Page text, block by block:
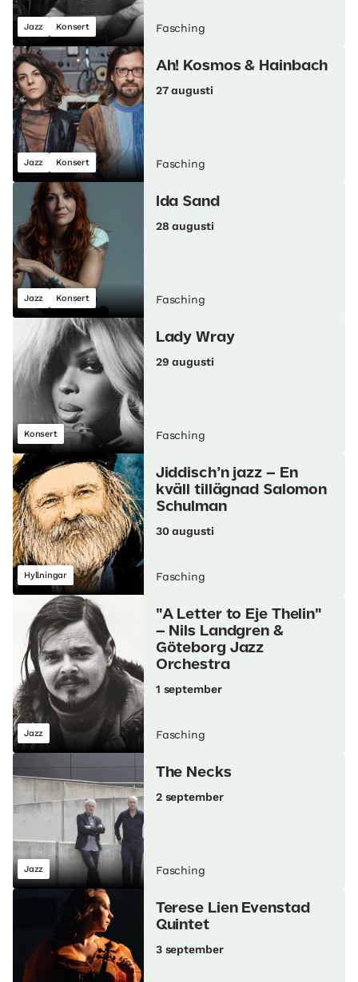
Jazz Konsert Fasching
Jazz Konsert
Ah! Kosmos & Hainbach
27 augusti
Fasching
Jazz Konsert
Ida Sand
28 augusti
Fasching
Konsert
Lady Wray
29 augusti
Fasching
Hyllningar
Jiddisch’n jazz – En
kväll tillägnad Salomon
Schulman
30 augusti
Fasching
Jazz
"A Letter to Eje Thelin"
– Nils Landgren &
Göteborg Jazz
Orchestra
1 september
Fasching
Jazz
The Necks
2 september
Fasching
Terese Lien Evenstad
Quintet
3 september